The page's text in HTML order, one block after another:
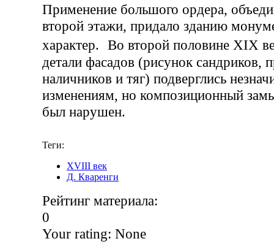
Применение большого ордера,
второй этажи, придало зданию
характер. Во второй половине XIX
детали фасадов (рисунок сандриков,
наличников и тяг) подверглись
изменениям, но композиционный
был нарушен.
Теги:
XVIII век
Д. Кваренги
Рейтинг материала:
0
Your rating: None